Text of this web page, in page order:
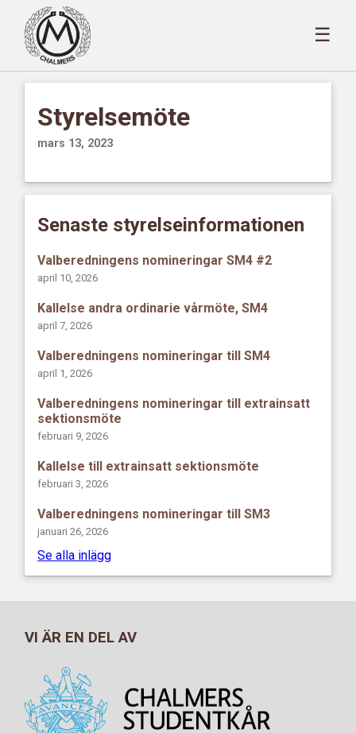
☰
Styrelsemöte
mars 13, 2023
Senaste styrelseinformationen
Valberedningens nomineringar SM4 #2
april 10, 2026
Kallelse andra ordinarie vårmöte, SM4
april 7, 2026
Valberedningens nomineringar till SM4
april 1, 2026
Valberedningens nomineringar till extrainsatt
sektionsmöte
februari 9, 2026
Kallelse till extrainsatt sektionsmöte
februari 3, 2026
Valberedningens nomineringar till SM3
januari 26, 2026
Se alla inlägg
VI ÄR EN DEL AV